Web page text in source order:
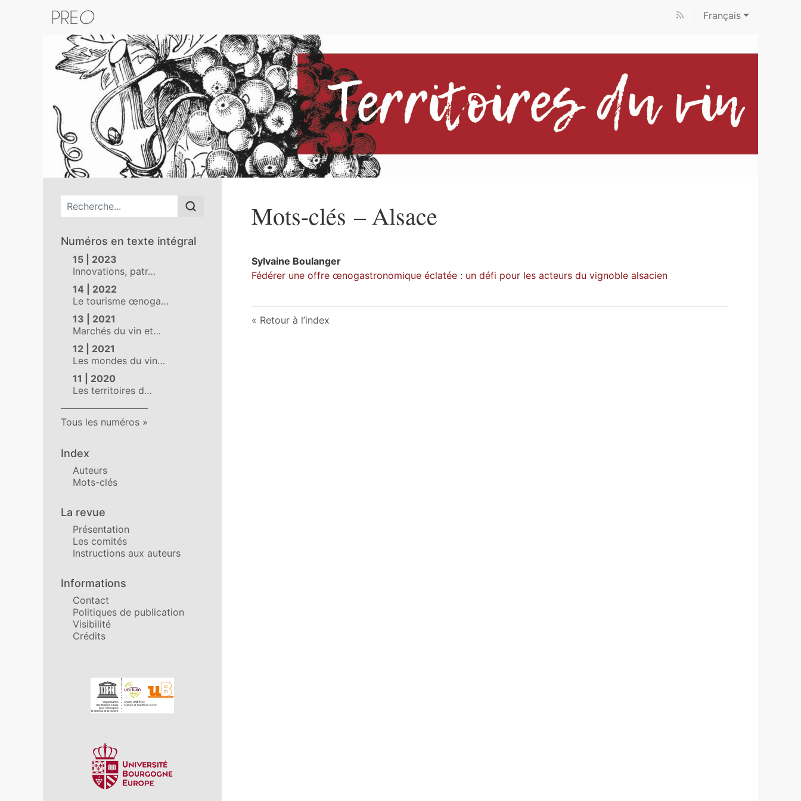
Français
Menu principal
Numéros en texte intégral
15 | 2023
Innovations, patr…
14 | 2022
Le tourisme œnoga…
13 | 2021
Marchés du vin et…
12 | 2021
Les mondes du vin…
11 | 2020
Les territoires d…
Tous les numéros
Index
Auteurs
Mots-clés
La revue
Présentation
Les comités
Instructions aux auteurs
Informations
Contact
Politiques de publication
Visibilité
Crédits
Affiliations/partenaires
Mots-clés – Alsace
Sylvaine Boulanger
Fédérer une offre œnogastronomique éclatée : un défi pour les acteurs du vignoble alsacien
Retour à l’index